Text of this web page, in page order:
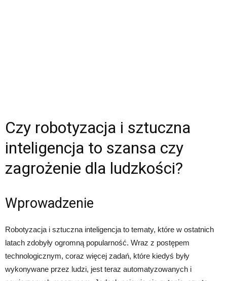
Czy robotyzacja i sztuczna
inteligencja to szansa czy
zagrożenie dla ludzkości?
Wprowadzenie
Robotyzacja i sztuczna inteligencja to tematy, które w ostatnich
latach zdobyły ogromną popularność. Wraz z postępem
technologicznym, coraz więcej zadań, które kiedyś były
wykonywane przez ludzi, jest teraz automatyzowanych i